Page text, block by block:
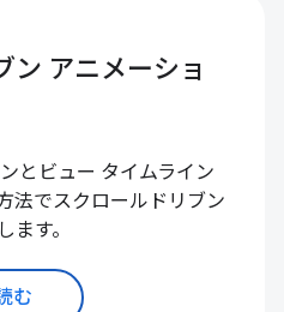
ン アニメーショ
とビュー タイムライン
法でスクロールドリブン
す。
む